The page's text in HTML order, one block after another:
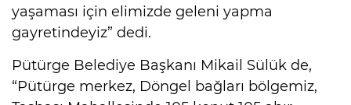
yaşaması için elimizde geleni yapma
gayretindeyiz” dedi.
Pütürge Belediye Başkanı Mikail Sülük de,
“Pütürge merkez, Döngel bağları bölgemiz,